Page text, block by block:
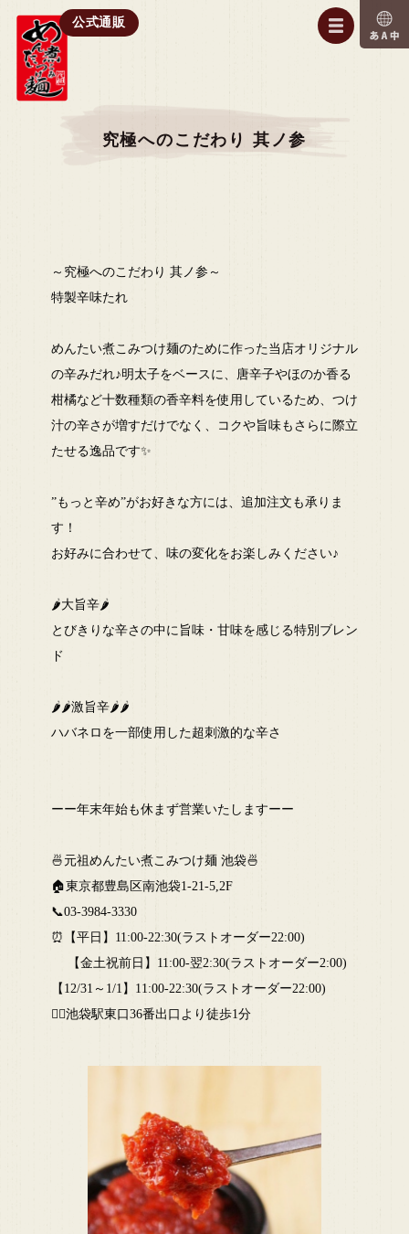
公式通販
究極へのこだわり 其ノ参
～究極へのこだわり 其ノ参～
特製辛味たれ
めんたい煮こみつけ麺のために作った当店オリジナル
の辛みだれ♪明太子をベースに、唐辛子やほのか香る
柑橘など十数種類の香辛料を使用しているため、つけ
汁の辛さが増すだけでなく、コクや旨味もさらに際立
たせる逸品です✨
”もっと辛め”がお好きな方には、追加注文も承りま
す！
お好みに合わせて、味の変化をお楽しみください♪
🌶大旨辛🌶
とびきりな辛さの中に旨味・甘味を感じる特別ブレン
ド
🌶🌶激旨辛🌶🌶
ハバネロを一部使用した超刺激的な辛さ
ーー年末年始も休まず営業いたしますーー
🍜元祖めんたい煮こみつけ麺 池袋🍜
🏠東京都豊島区南池袋1-21-5,2F
📞03-3984-3330
⏰【平日】11:00-22:30(ラストオーダー22:00)
【金土祝前日】11:00-翌2:30(ラストオーダー2:00)
【12/31～1/1】11:00-22:30(ラストオーダー22:00)
🏃‍♂池袋駅東口36番出口より徒歩1分